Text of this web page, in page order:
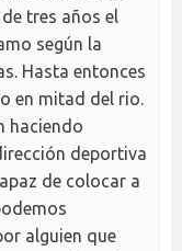
tres años el
según la
Hasta entonces
en mitad del rio.
haciendo
deportiva
de colocar a
alguien que